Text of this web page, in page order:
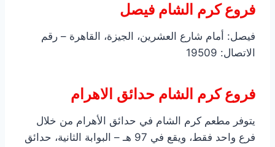
فروع كرم الشام فيصل
فيصل: أمام شارع العشرين، الجيزة، القاهرة – رقم
الاتصال: 19509
فروع كرم الشام حدائق الاهرام
يتوفر مطعم كرم الشام في حدائق الأهرام من خلال
فرع واحد فقط، ويقع في 97 هـ – البوابة الثانية، حدائق